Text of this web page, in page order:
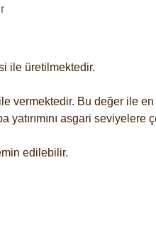
ile üretilmektedir.
vermektedir. Bu değer ile en
asgari seviyelere
edilebilir.